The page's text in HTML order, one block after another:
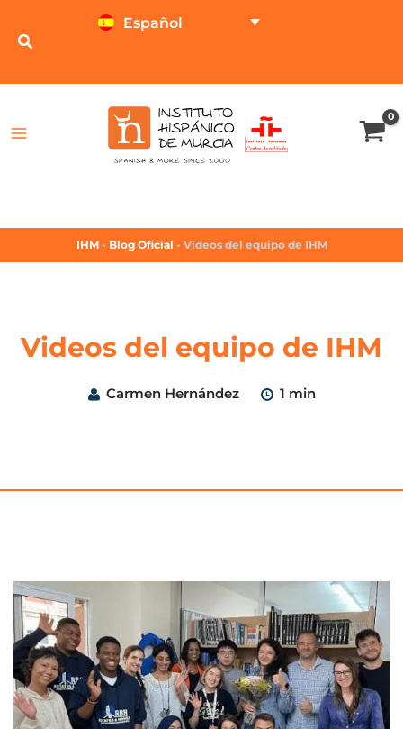
Español
IHM - Blog Oficial - Videos del equipo de IHM
Videos del equipo de IHM
Carmen Hernández 1 min